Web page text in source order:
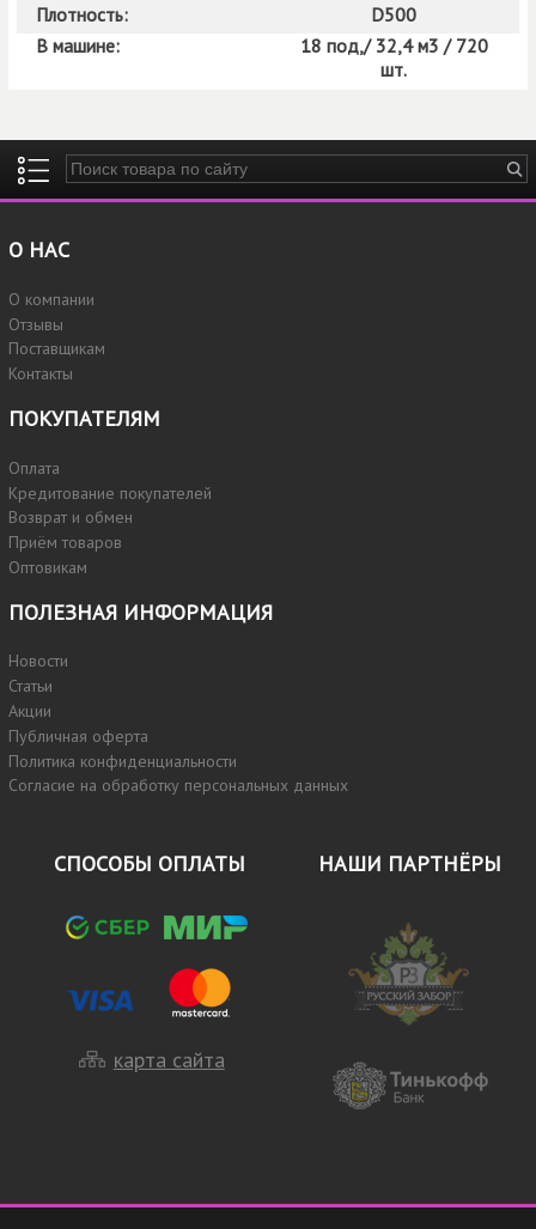
Плотность:
D500
В машине:
18 под,/ 32,4 м3 / 720
шт.
Введите ключевые слова для поиска
О НАС
О компании
Отзывы
Поставщикам
Контакты
ПОКУПАТЕЛЯМ
Оплата
Кредитование покупателей
Возврат и обмен
Приём товаров
Оптовикам
ПОЛЕЗНАЯ ИНФОРМАЦИЯ
Новости
Статьи
Акции
Публичная оферта
Политика конфиденциальности
Согласие на обработку персональных данных
СПОСОБЫ ОПЛАТЫ
карта сайта
НАШИ ПАРТНЁРЫ